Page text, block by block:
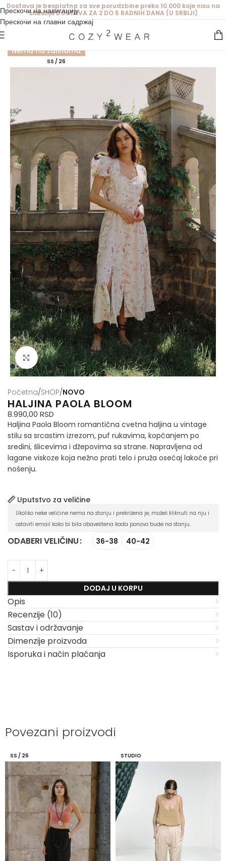
Прескочи на навигацију
Прескочи на главни садржај
Dostava je besplatna za sve porudzbine preko 10.000 koje nisu na
sniženju DOSTAVA ZA 2 DO 5 RADNIH DANA (U SRBIJI)
RASPRODATO
SS / 26
Nema na zalihama
Кликните да бисте увећали
Početna SHOP NOVO
HALJINA PAOLA BLOOM
8.990,00 RSD
Haljina Paola Bloom romantična cvetna haljina u vintage
stilu sa srcastim izrezom, puf rukavima, kopčanjem po
sredini, šlicevima i džepovima sa strane. Napravljena od
lagane viskoze koja nežno prati telo i pruža osećaj lakoće pri
nošenju.
Uputstvo za veličine
Ukoliko neke veličine nema na stanju i prekrižena je, možeš kliknuti na nju i
ostaviti email kako bi bila obaveštena kada ponovo bude na stanju.
ODABERI VELIČINU 36-38 40-42
DODAJ U KORPU
Opis
Recenzije (10)
Sastav i održavanje
Dimenzije proizvoda
Isporuka i način plaćanja
Povezani proizvodi
SS / 26 STUDIO